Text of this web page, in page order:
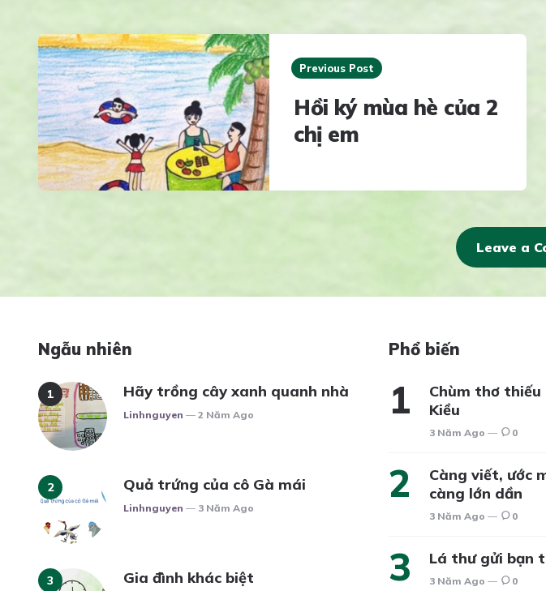
Post
navigation
Previous Post
Hồi ký mùa hè của 2
chị em
Leave a
Ngẫu nhiên
Hãy trồng cây xanh quanh nhà
Posted
Linhnguyen 2 Năm Ago
Quả trứng của cô Gà mái
Posted
Linhnguyen 3 Năm Ago
Gia đình khác biệt
Phổ biến
Chùm thơ
Kiều
3 Năm Ago 0
Càng viết, ước
càng lớn dần
3 Năm Ago 0
Lá thư gửi bạn
3 Năm Ago 0